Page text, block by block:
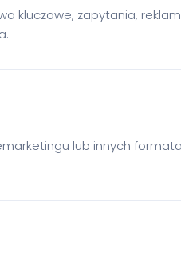
kluczowe, zapytania,
lub innych